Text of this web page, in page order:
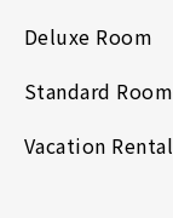
Deluxe Room
Standard Room
Vacation Rental